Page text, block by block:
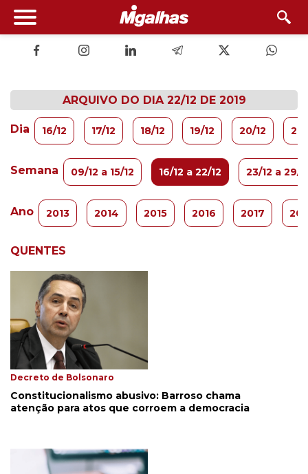
ARQUIVO DO DIA 22/12 DE 2019
Dia 16/12 17/12 18/12 19/12 20/12 21/
Semana 09/12 a 15/12 16/12 a 22/12 23/12 a 29/
Ano 2013 2014 2015 2016 2017
QUENTES
Decreto de Bolsonaro
Constitucionalismo abusivo: Barroso chama
atenção para atos que corroem a democracia